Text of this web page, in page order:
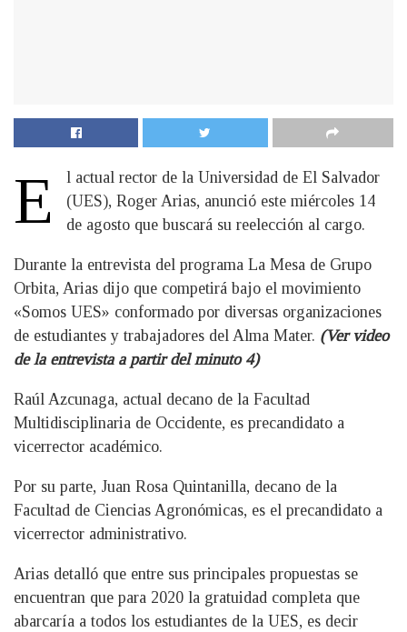
E
l actual rector de la Universidad de El Salvador
(UES), Roger Arias, anunció este miércoles 14
de agosto que buscará su reelección al cargo.
Durante la entrevista del programa La Mesa de Grupo
Orbita, Arias dijo que competirá bajo el movimiento
«Somos UES» conformado por diversas organizaciones
de estudiantes y trabajadores del Alma Mater. (Ver video
de la entrevista a partir del minuto 4)
Raúl Azcunaga, actual decano de la Facultad
Multidisciplinaria de Occidente, es precandidato a
vicerrector académico.
Por su parte, Juan Rosa Quintanilla, decano de la
Facultad de Ciencias Agronómicas, es el precandidato a
vicerrector administrativo.
Arias detalló que entre sus principales propuestas se
encuentran que para 2020 la gratuidad completa que
abarcaría a todos los estudiantes de la UES, es decir